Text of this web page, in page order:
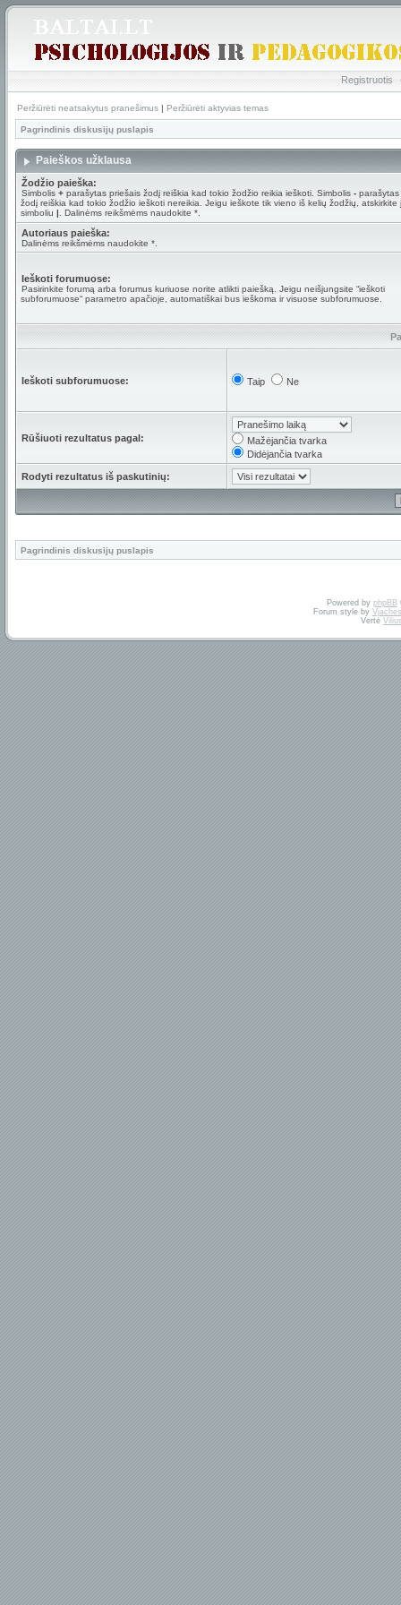
Registruotis
Peržiūrėti neatsakytus pranešimus | Peržiūrėti aktyvias temas
Pagrindinis diskusijų puslapis
Paieškos užklausa
Žodžio paieška:
Simbolis + parašytas priešais žodį reiškia kad tokio žodžio reikia ieškoti. Simbolis - parašytas
žodį reiškia kad tokio žodžio ieškoti nereikia. Jeigu ieškote tik vieno iš kelių žodžių, atskirkite
simboliu | . Dalinėms reikšmėms naudokite *.
Autoriaus paieška:
Dalinėms reikšmėms naudokite *.
Ieškoti forumuose:
Pasirinkite forumą arba forumus kuriuose norite atlikti paiešką. Jeigu neišjungsite “ieškoti
subforumuose“ parametro apačioje, automatiškai bus ieškoma ir visuose subforumuose.
Ieškoti subforumuose: Taip Ne
Rūšiuoti rezultatus pagal:
Mažėjančia tvarka
Didėjančia tvarka
Rodyti rezultatus iš paskutinių:
Pagrindinis diskusijų puslapis
Powered by phpBB
Forum style by
Vertė